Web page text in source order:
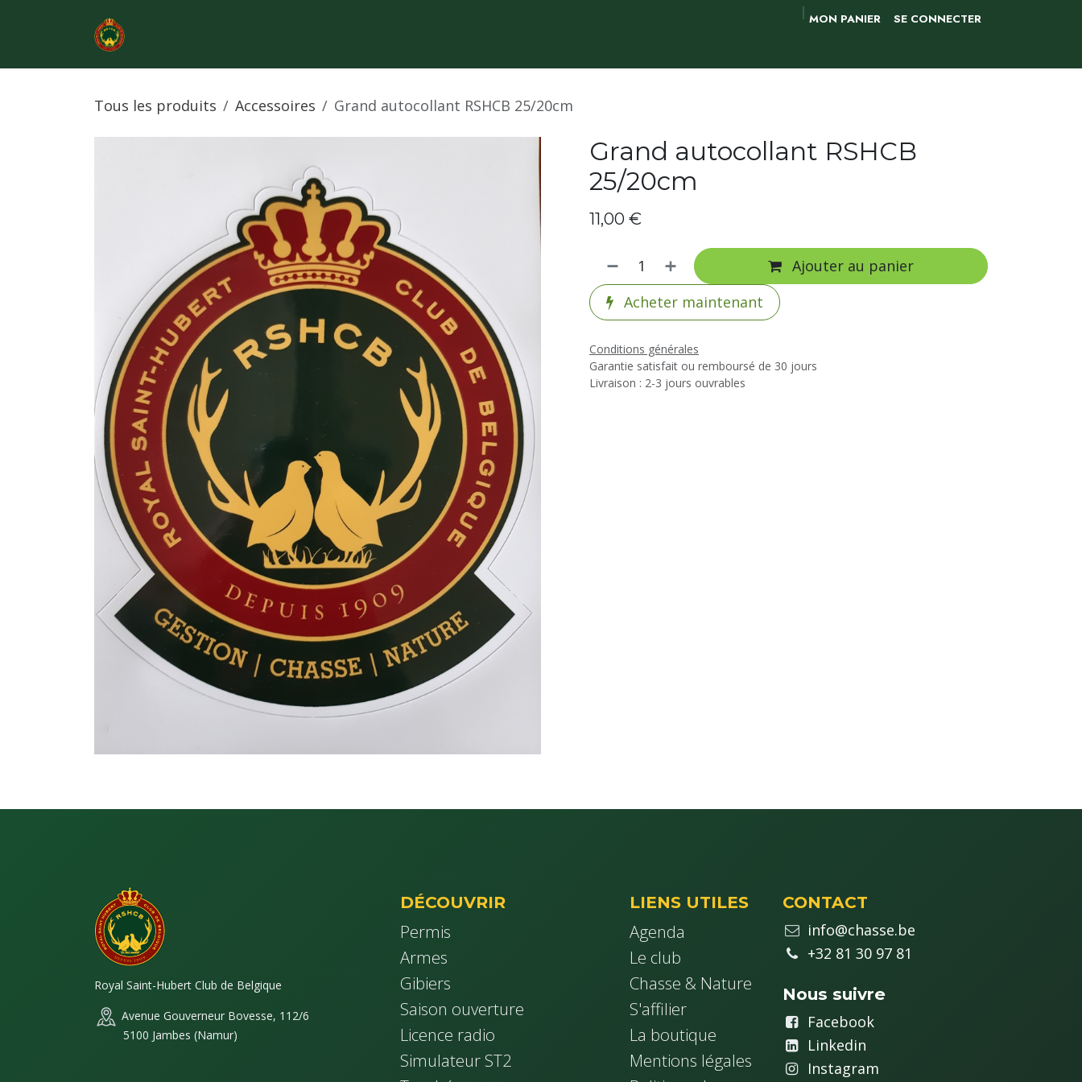
MON PANIER SE CONNECTER
Tous les produits Accessoires Grand autocollant RSHCB 25/20cm
Grand autocollant RSHCB
25/20cm
11,00 €
Ajouter au panier
Acheter maintenant
Conditions générales
Garantie satisfait ou remboursé de 30 jours
Livraison : 2-3 jours ouvrables
Royal Saint-Hubert Club de Belgique
Avenue Gouverneur Bovesse, 112/6
5100 Jambes (Namur)
DÉCOUVRIR
Permis
Armes
Gibiers
Saison ouverture
Licence radio
Simulateur ST2
LIENS UTILES
Agenda
Le club
Chasse & Nature
S'affilier
La boutique
Mentions légales
CONTACT
info@chasse.be
+32 81 30 97 81
Nous suivre
Facebook
Linkedin
Instagram